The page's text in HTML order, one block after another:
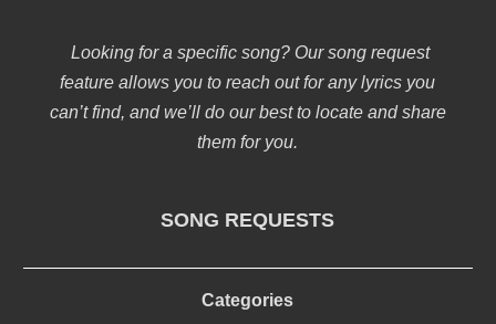
Looking for a specific song? Our song request
feature allows you to reach out for any lyrics you
can’t find, and we’ll do our best to locate and share
them for you.
SONG REQUESTS
Categories